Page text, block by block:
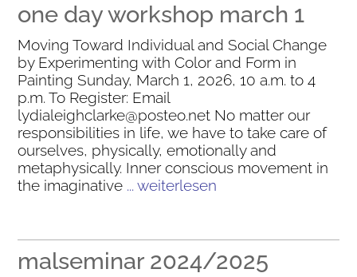
one day workshop march 1
Moving Toward Individual and Social Change
by Experimenting with Color and Form in
Painting Sunday, March 1, 2026, 10 a.m. to 4
p.m. To Register: Email
lydialeighclarke@posteo.net No matter our
responsibilities in life, we have to take care of
ourselves, physically, emotionally and
metaphysically. Inner conscious movement in
the imaginative ... weiterlesen
malseminar 2024/2025